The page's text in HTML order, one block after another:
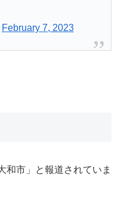
February 7, 2023
和市」と報道されていま